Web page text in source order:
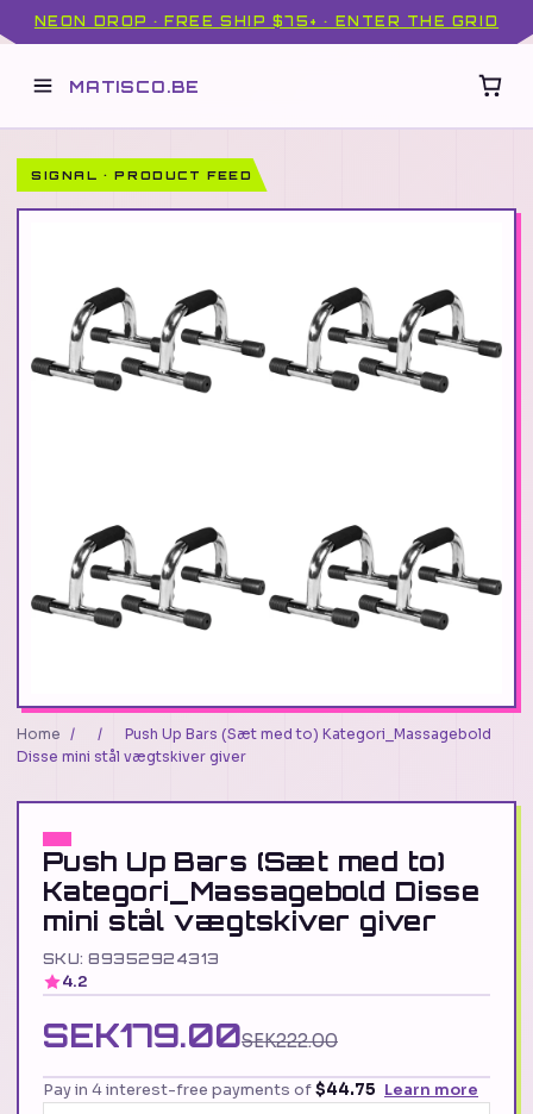
NEON DROP · FREE SHIP $75+ · ENTER THE GRID
MATISCO.BE
SIGNAL · PRODUCT FEED
Home / /
Push Up Bars (Sæt med to) Kategori_Massagebold
Disse mini stål vægtskiver giver
Push Up Bars (Sæt med to)
Kategori_Massagebold Disse
mini stål vægtskiver giver
SKU: 89352924313
4.2
SEK179.00SEK222.00
Pay in 4 interest-free payments of$44.75 Learn more